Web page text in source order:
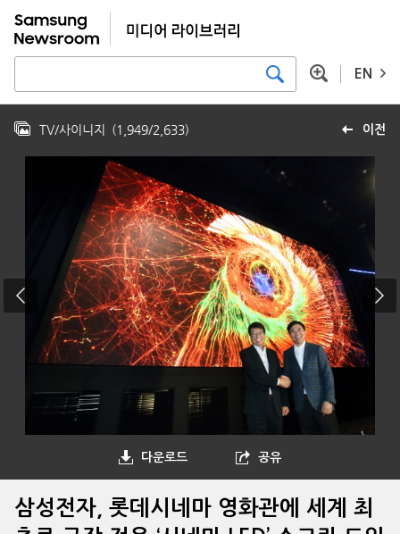
EN
이전
TV/사이니지 (1,949/2,633)
다운로드 공유
삼성전자, 롯데시네마 영화관에 세계 최